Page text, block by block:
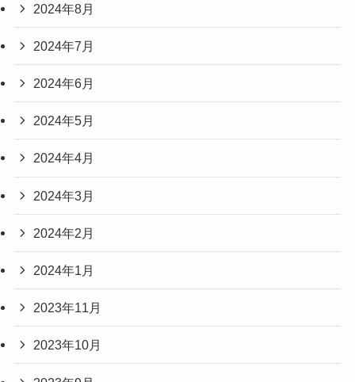
2024年8月
2024年7月
2024年6月
2024年5月
2024年4月
2024年3月
2024年2月
2024年1月
2023年11月
2023年10月